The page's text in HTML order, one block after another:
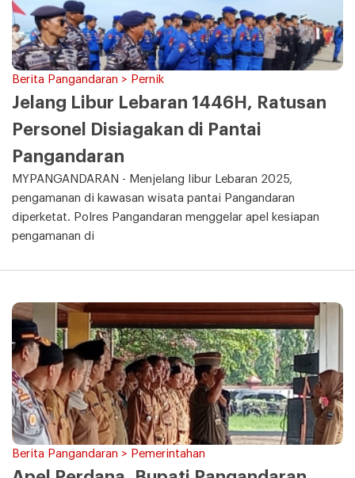
Berita Pangandaran > Pernik
Jelang Libur Lebaran 1446H, Ratusan
Personel Disiagakan di Pantai
Pangandaran
MYPANGANDARAN - Menjelang libur Lebaran 2025,
pengamanan di kawasan wisata pantai Pangandaran
diperketat. Polres Pangandaran menggelar apel kesiapan
pengamanan di
Berita Pangandaran > Pemerintahan